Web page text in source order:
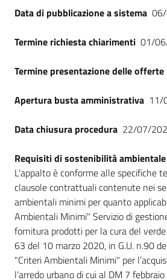
Data di pubblicazione a sistema
Termine richiesta chiarimenti 01/
Termine presentazione delle offerte
Apertura busta amministrativa 11/
Data chiusura procedura 22/07/
Requisiti di sostenibilità ambientale
L'appalto è conforme alle specifiche
clausole contrattuali contenute nei
ambientali minimi per quanto
Ambientali Minimi" Servizio di
fornitura prodotti per la cura del
63 del 10 marzo 2020, in G.U. n.90
"Criteri Ambientali Minimi" per
l’arredo urbano di cui al DM 7